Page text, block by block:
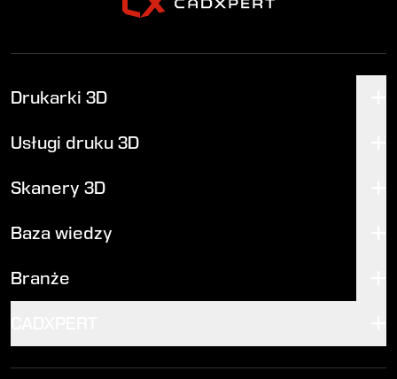
Drukarki 3D
Usługi druku 3D
Skanery 3D
Baza wiedzy
Branże